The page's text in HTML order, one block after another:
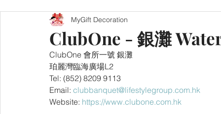
ClubOne - 銀灘
MyGift Decoration
ClubOne 會所一號 銀灘
珀麗灣臨海廣場L2
Tel: (852) 8209 9113
Email: clubbanquet@lifestylegroup.com.hk
Website: https://www.clubone.com.hk